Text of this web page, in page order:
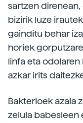
sartzen
bizirik luze
gainditu behar
horiek
linfa eta
azkar irits
Bakterioek azala
zelula babesleen